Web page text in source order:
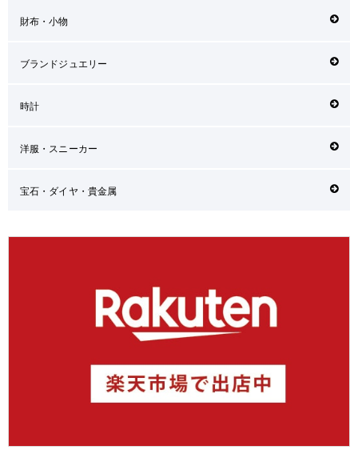
財布・小物
ブランドジュエリー
時計
洋服・スニーカー
宝石・ダイヤ・貴金属